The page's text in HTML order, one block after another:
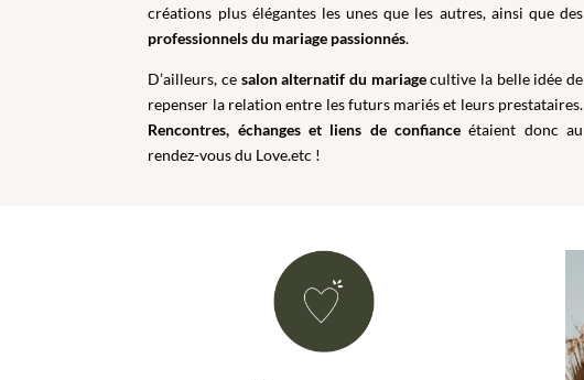
créations plus élégantes les unes que les autres, ainsi que des
professionnels du mariage passionnés.
D’ailleurs, ce salon alternatif du mariagecultive la belle idée de
repenser la relation entre les futurs mariés et leurs prestataires.
Rencontres, échanges et liens de confianceétaient donc au
rendez-vous du Love.etc !